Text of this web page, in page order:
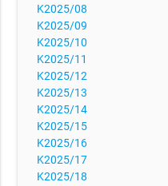
K2025/08
K2025/09
K2025/10
K2025/11
K2025/12
K2025/13
K2025/14
K2025/15
K2025/16
K2025/17
K2025/18